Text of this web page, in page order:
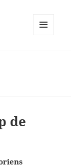
de